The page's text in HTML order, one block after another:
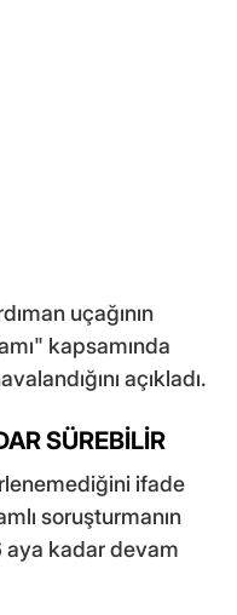
uçağının
kapsamında
açıkladı.
SÜREBİLİR
ifade
soruşturmanın
aya kadar devam